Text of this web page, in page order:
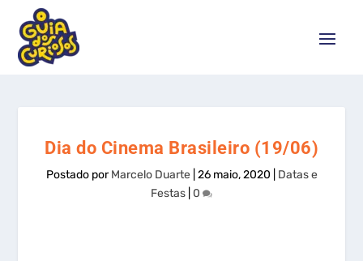
Dia do Cinema Brasileiro (19/06)
Postado porMarcelo Duarte| 26 maio, 2020
Datas e
Festas 0